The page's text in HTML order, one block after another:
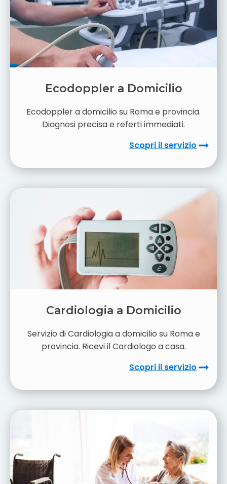
Ecodoppler a Domicilio
Ecodoppler a domicilio su Roma e provincia.
Diagnosi precisa e referti immediati.
Scopri il servizio
Cardiologia a Domicilio
Servizio di Cardiologia a domicilio su Roma e
provincia. Ricevi il Cardiologo a casa.
Scopri il servizio